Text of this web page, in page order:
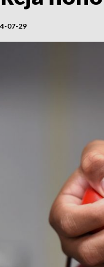
07-29